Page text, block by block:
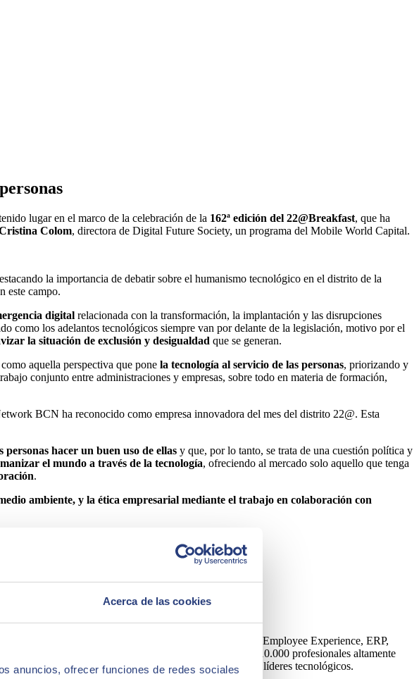
Acerca de las cookies
anuncios, ofrecer funciones de redes sociales
lugar en el marco de la celebración de la 162ª edición del 22@Breakfast, que ha
Colom, directora de Digital Future Society, un programa del Mobile World Capital.
la importancia de debatir sobre el humanismo tecnológico en el distrito de la
este campo.
digital relacionada con la transformación, la implantación y las disrupciones
como los adelantos tecnológicos siempre van por delante de la legislación, motivo por el
la situación de exclusión y desigualdad que se generan.
como aquella perspectiva que pone la tecnología al servicio de las personas, priorizando y
conjunto entre administraciones y empresas, sobre todo en materia de formación,
BCN ha reconocido como empresa innovadora del mes del distrito 22@. Esta
hacer un buen uso de ellas y que, por lo tanto, se trata de una cuestión política y
el mundo a través de la tecnología, ofreciendo al mercado solo aquello que tenga
.
ambiente, y la ética empresarial mediante el trabajo en colaboración con
de Inteligencia Artificial, Edge, Customer Experience, Employee Experience, ERP,
el ejercicio 2023 y una plantilla formada por más de 10.000 profesionales altamente
y Asia. La consultora es partner de los principales líderes tecnológicos.